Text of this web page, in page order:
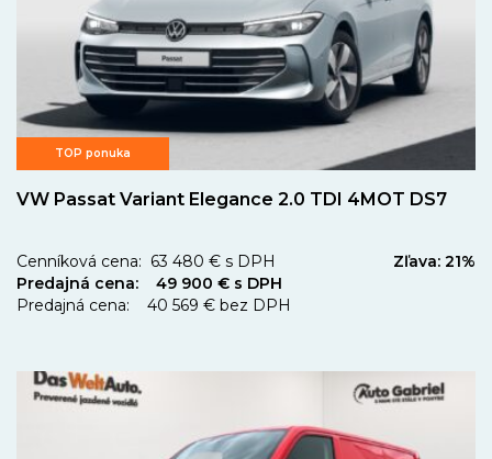
TOP ponuka
VW Passat Variant Elegance 2.0 TDI 4MOT DS7
Zľava: 21%
Cenníková cena: 63 480 € s DPH
Predajná cena: 49 900 € s DPH
Predajná cena: 40 569 € bez DPH